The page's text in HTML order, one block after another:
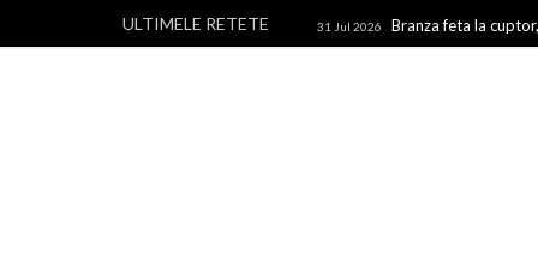
ULTIMELE RETETE 31 Jul 2026 Branza feta la